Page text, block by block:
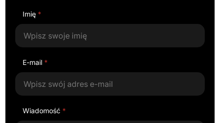
Imię *
E-mail *
Wiadomość *